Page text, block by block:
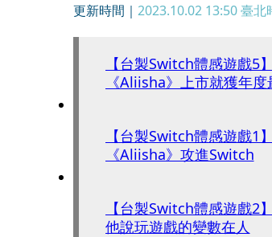
更新時間｜ 2023.10.02 13:50臺北
【台製Switch體感遊戲5
《Aliisha》上市就獲年
【台製Switch體感遊戲
《Aliisha》攻進Switch
【台製Switch體感遊戲
他說玩遊戲的變數在人